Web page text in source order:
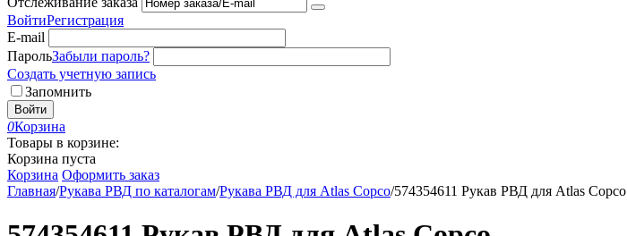
ВойтиРегистрация
E-mail
ПарольЗабыли пароль?
Создать учетную запись
Запомнить
Войти
0Корзина
Товары в корзине:
Корзина пуста
Корзина Оформить заказ
Главная/Рукава РВД по каталогам/Рукава РВД для Atlas Copco/574354611 Рукав РВД для Atlas Copco